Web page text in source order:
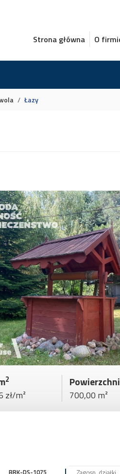
Strona główna O
Łazy
2
zł/m² 700,00 m²
BRK-DS-1075